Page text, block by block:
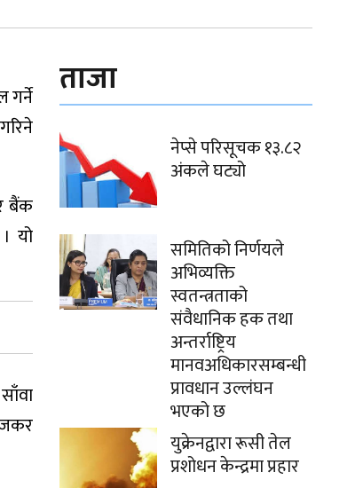
गर्ने
बैंक
यो
ताजा
नेप्से परिसूचक १३.८२
अंकले घट्यो
समितिको निर्णयले
अभिव्यक्ति
स्वतन्त्रताको
संवैधानिक हक तथा
अन्तर्राष्ट्रिय
मानवअधिकारसम्बन्धी
प्रावधान उल्लंघन
भएको छ
युक्रेनद्वारा रूसी तेल
प्रशोधन केन्द्रमा प्रहार